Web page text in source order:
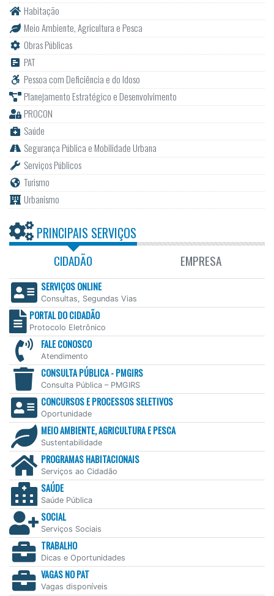
Habitação
Meio Ambiente, Agricultura e Pesca
Obras Públicas
PAT
Pessoa com Deficiência e do Idoso
Planejamento Estratégico e Desenvolvimento
PROCON
Saúde
Segurança Pública e Mobilidade Urbana
Serviços Públicos
Turismo
Urbanismo
PRINCIPAIS SERVIÇOS
CIDADÃO EMPRESA
SERVIÇOS ONLINE
Consultas, Segundas Vias
PORTAL DO CIDADÃO
Protocolo Eletrônico
FALE CONOSCO
Atendimento
CONSULTA PÚBLICA - PMGIRS
Consulta Pública – PMGIRS
CONCURSOS E PROCESSOS SELETIVOS
Oportunidade
MEIO AMBIENTE, AGRICULTURA E PESCA
Sustentabilidade
PROGRAMAS HABITACIONAIS
Serviços ao Cidadão
SAÚDE
Saúde Pública
SOCIAL
Serviços Sociais
TRABALHO
Dicas e Oportunidades
VAGAS NO PAT
Vagas disponíveis